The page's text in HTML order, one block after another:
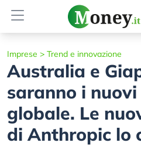
Imprese > Trend e innovazione
Australia e
saranno i nuovi
globale. Le
di Anthropic lo